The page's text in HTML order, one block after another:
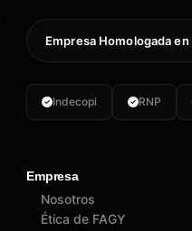
Empresa Homologada
Indecopi RNP
Empresa
Nosotros
Ética de FAGY